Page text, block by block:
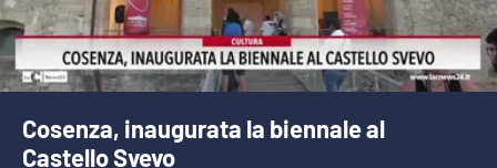
Cosenza, inaugurata la biennale al
Castello Svevo